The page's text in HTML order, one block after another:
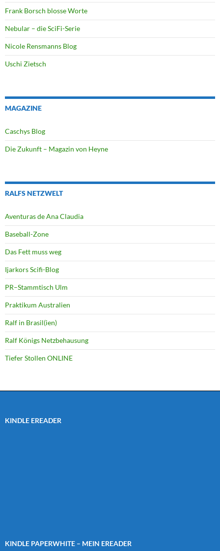
Frank Borsch blosse Worte
Nebular – die SciFi-Serie
Nicole Rensmanns Blog
Uschi Zietsch
MAGAZINE
Caschys Blog
Die Zukunft – Magazin von Heyne
RALFS NETZWELT
Aventuras de Ana Claudia
Baseball-Zone
Das Fett muss weg
Ijarkors Scifi-Blog
PR–Stammtisch Ulm
Praktikum Australien
Ralf in Brasil(ien)
Ralf Königs Netzbehausung
Tiefer Stollen ONLINE
KINDLE EREADER
KINDLE PAPERWHITE – MEIN EREADER